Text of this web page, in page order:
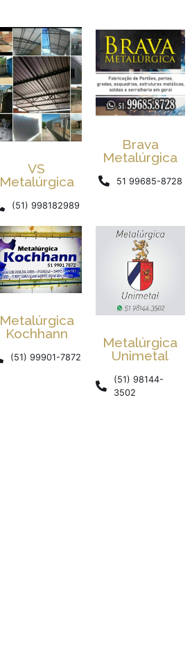
VS
Metalúrgica
(51) 998182989
Brava
Metalúrgica
51 99685-8728
Metalúrgica
Kochhann
(51) 99901-7872
Metalúrgica
Unimetal
(51) 98144-
3502